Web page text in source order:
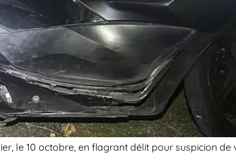
le 10 octobre, en flagrant délit pour suspicion de